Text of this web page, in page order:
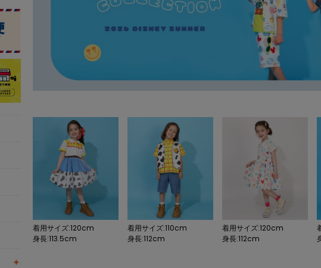
着用サイズ:120cm
身長:113.5cm
着用サイズ:110cm
身長:112cm
着用サイズ:120cm
身長:112cm